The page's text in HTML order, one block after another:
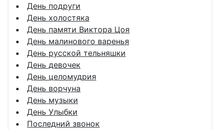
День подруги
День холостяка
День памяти Виктора Цоя
День малинового варенья
День русской тельняшки
День девочек
День целомудрия
День ворчуна
День музыки
День Улыбки
Последний звонок